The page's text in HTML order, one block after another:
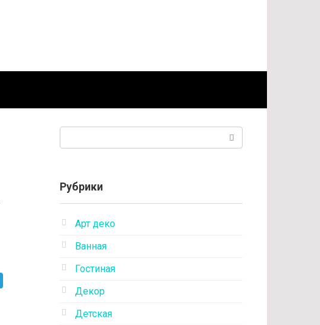
Рубрики
Арт деко
Ванная
Гостиная
Декор
Детская